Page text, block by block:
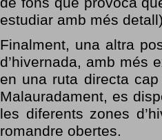
estudiar amb més
Finalment, una altra
d’hivernada, amb més
en una ruta directa
Malauradament, es
les diferents zones
romandre obertes.